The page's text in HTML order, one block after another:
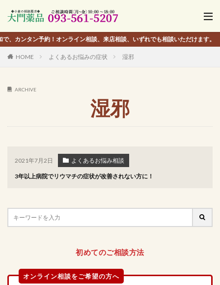
！オンライン相談、来店相談、いずれでも相談いただけます。
HOME よくあるお悩みの症状 湿邪
ARCHIVE
湿邪
2021年7月2日 よくあるお悩み相談
3年以上病院でリウマチの症状が改善されない方に！
初めてのご相談方法